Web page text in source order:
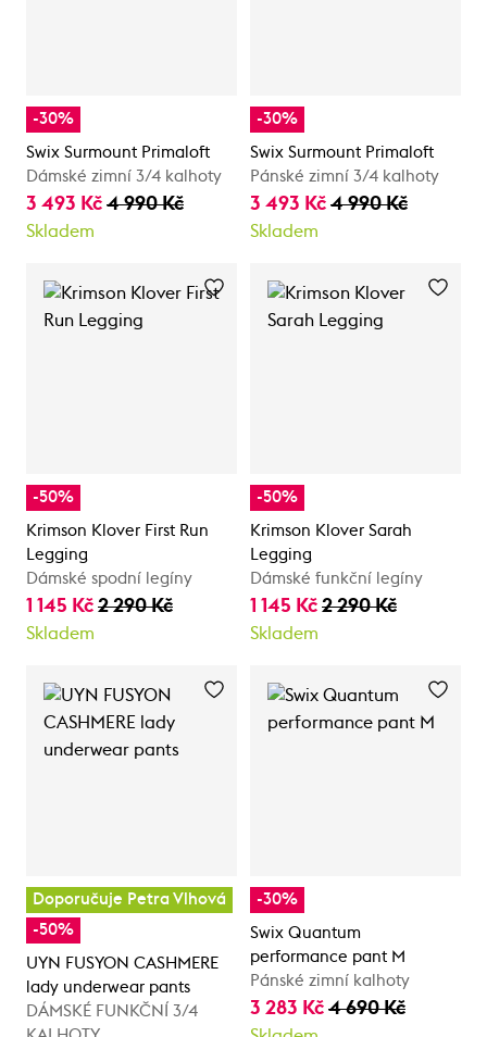
-30%
Swix Surmount Primaloft
Dámské zimní 3/4 kalhoty
3 493 Kč 4 990 Kč
Skladem
-30%
Swix Surmount Primaloft
Pánské zimní 3/4 kalhoty
3 493 Kč 4 990 Kč
Skladem
-50%
Krimson Klover First Run
Legging
Dámské spodní legíny
1 145 Kč 2 290 Kč
Skladem
-50%
Krimson Klover Sarah
Legging
Dámské funkční legíny
1 145 Kč 2 290 Kč
Skladem
Doporučuje Petra Vlhová
-50%
UYN FUSYON CASHMERE
lady underwear pants
DÁMSKÉ FUNKČNÍ 3/4
-30%
Swix Quantum
performance pant M
Pánské zimní kalhoty
3 283 Kč 4 690 Kč